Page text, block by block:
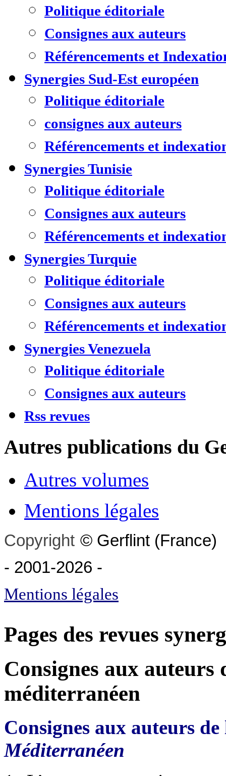
Politique éditoriale
Consignes aux auteurs
Référencements et
Synergies Sud-Est européen
Politique éditoriale
consignes aux auteurs
Référencements et
Synergies Tunisie
Politique éditoriale
Consignes aux auteurs
Référencements et
Synergies Turquie
Politique éditoriale
Consignes aux auteurs
Référencements et
Synergies Venezuela
Politique éditoriale
Consignes aux auteurs
Rss revues
Autres publications du
Autres volumes
Mentions légales
Copyright © Gerflint (France)
- 2001-2026 -
Mentions légales
Pages des revues
Consignes aux auteurs
méditerranéen
Consignes aux auteurs
Méditerranéen